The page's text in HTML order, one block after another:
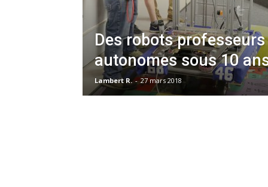
Des robots professeurs
autonomes sous 10
Lambert R. - 27 mars 2018